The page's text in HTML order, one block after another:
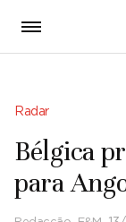
Radar
Bélgica
para